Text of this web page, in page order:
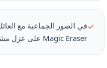
✓في الصور الجماعية مع
Magic Eraser على عزل مشتّتات الخلفية وإزالتها دون التأثير على أفراد العائلة.